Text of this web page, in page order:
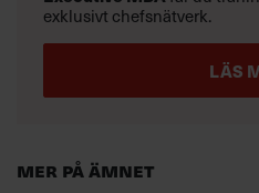
Mer på ämnet
exklusivt chefsnätverk.
LÄS